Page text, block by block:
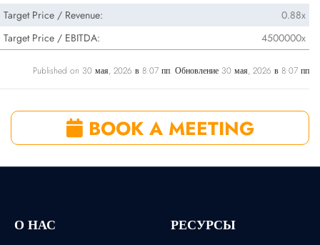
Target Price / Revenue:
0.88x
Target Price / EBITDA:
4500000x
Published on 30 мая, 2026 в 8:07 пп. Обновление 30 мая, 2026 в 8:07 пп
BOOK A MEETING
О НАС РЕСУРСЫ